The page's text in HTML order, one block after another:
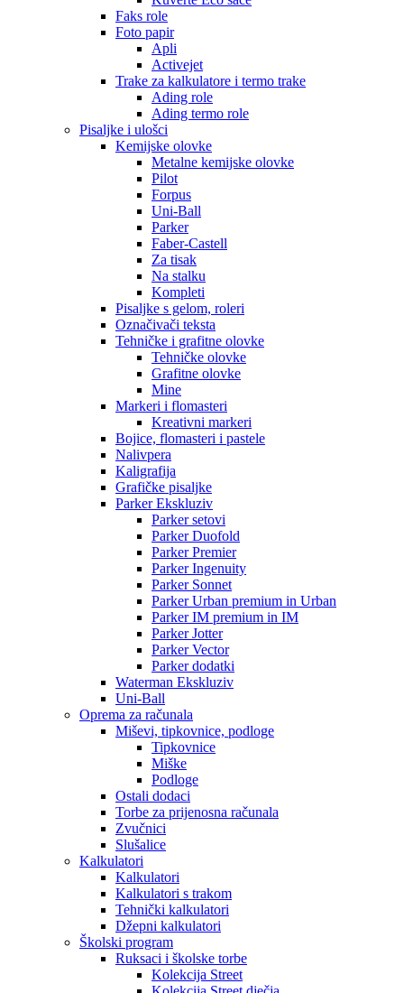
Faks role
Foto papir
Apli
Activejet
Trake za kalkulatore i termo trake
Ading role
Ading termo role
Pisaljke i ulošci
Kemijske olovke
Metalne kemijske olovke
Pilot
Forpus
Uni-Ball
Parker
Faber-Castell
Za tisak
Na stalku
Kompleti
Pisaljke s gelom, roleri
Označivači teksta
Tehničke i grafitne olovke
Tehničke olovke
Grafitne olovke
Mine
Markeri i flomasteri
Kreativni markeri
Bojice, flomasteri i pastele
Nalivpera
Kaligrafija
Grafičke pisaljke
Parker Ekskluziv
Parker setovi
Parker Duofold
Parker Premier
Parker Ingenuity
Parker Sonnet
Parker Urban premium in Urban
Parker IM premium in IM
Parker Jotter
Parker Vector
Parker dodatki
Waterman Ekskluziv
Uni-Ball
Oprema za računala
Miševi, tipkovnice, podloge
Tipkovnice
Miške
Podloge
Ostali dodaci
Torbe za prijenosna računala
Zvučnici
Slušalice
Kalkulatori
Kalkulatori
Kalkulatori s trakom
Tehnički kalkulatori
Džepni kalkulatori
Školski program
Ruksaci i školske torbe
Kolekcija Street